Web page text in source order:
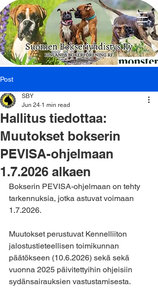
Post
Hallitus tiedottaa:
Muutokset bokserin
PEVISA-ohjelmaan
1.7.2026 alkaen
SBY
Jun 24 1 min read
Bokserin PEVISA-ohjelmaan on tehty
tarkennuksia, jotka astuvat voimaan
1.7.2026.
Muutokset perustuvat Kennelliiton
jalostustieteellisen toimikunnan
päätökseen (10.6.2026) sekä sekä
vuonna 2025 päivitettyihin ohjeisiin
sydänsairauksien vastustamisesta.